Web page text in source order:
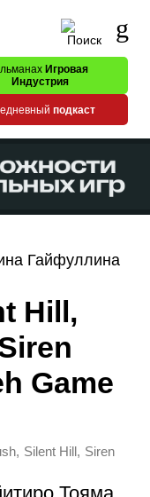
Игровая
Индустрия
подкаст
Гайфуллина
Hill,
Game
, Silent Hill , Siren